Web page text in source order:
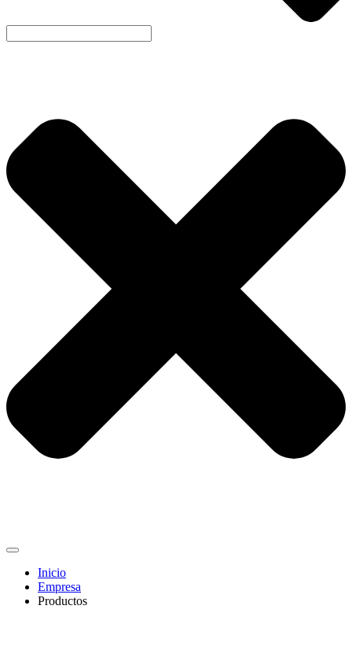
Inicio
Empresa
Productos